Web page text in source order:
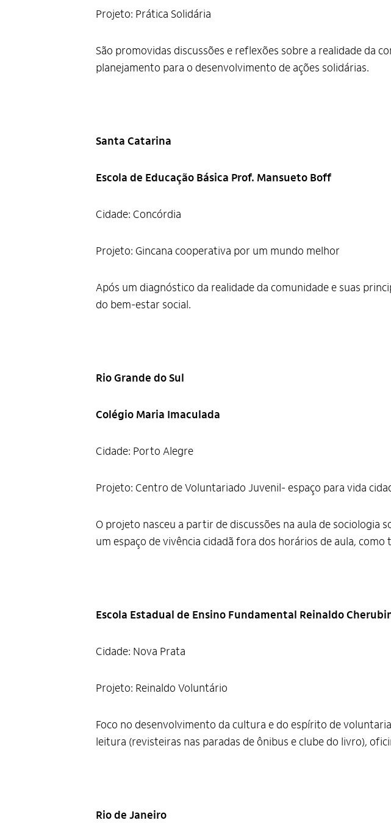
Projeto: Prática Solidária
São promovidas discussões e reflexões sobre a realidade da
planejamento para o desenvolvimento de ações solidárias.
Santa Catarina
Escola de Educação Básica Prof. Mansueto Boff
Cidade: Concórdia
Projeto: Gincana cooperativa por um mundo melhor
Após um diagnóstico da realidade da comunidade e suas
do bem-estar social.
Rio Grande do Sul
Colégio Maria Imaculada
Cidade: Porto Alegre
Projeto: Centro de Voluntariado Juvenil- espaço para vida
O projeto nasceu a partir de discussões na aula de
um espaço de vivência cidadã fora dos horários de aula,
Escola Estadual de Ensino Fundamental Reinaldo
Cidade: Nova Prata
Projeto: Reinaldo Voluntário
Foco no desenvolvimento da cultura e do espírito de
leitura (revisteiras nas paradas de ônibus e clube do livro),
Rio de Janeiro